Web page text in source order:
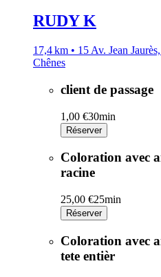
RUDY K
17,4 km • 15 Av. Jean
Chênes
client de passage
1,00 €30min
Réserver
Coloration avec
racine
25,00 €25min
Réserver
Coloration avec
tete entièr